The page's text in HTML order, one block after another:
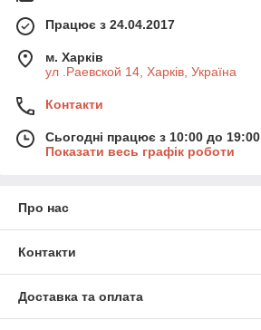
Працює з 24.04.2017
м. Харків
ул .Раевской 14, Харків, Україна
Контакти
Сьогодні працює з 10:00 до 19:00
Показати весь графік роботи
Про нас
Контакти
Доставка та оплата